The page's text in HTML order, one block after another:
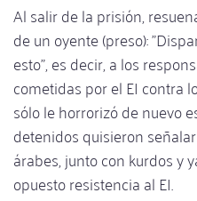
Al salir de la prisión,
de un oyente (preso):
esto", es decir, a los
cometidas por el EI contra
sólo le horrorizó de nuevo
detenidos quisieron
árabes, junto con kurdos y
opuesto resistencia al EI.